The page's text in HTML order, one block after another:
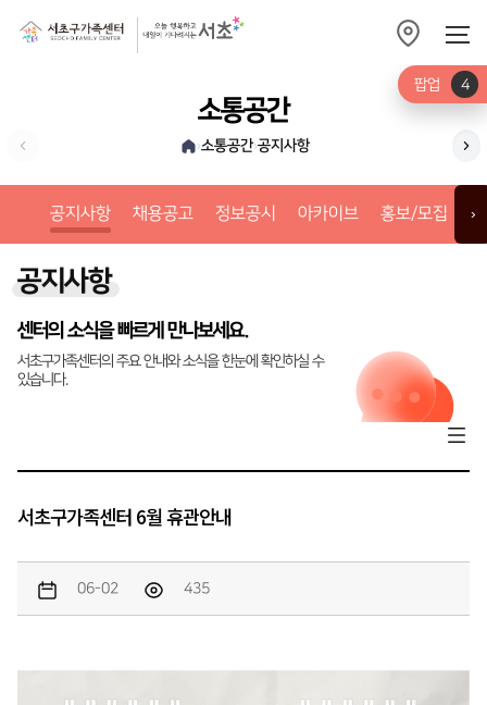
소통공간
›소통공간›공지사항 채
공지사항 채용공고 정보공시 아카이브 홍보/모집 ›
공지사항
센터의 소식을 빠르게 만나보세요.
서초구가족센터의 주요 안내와 소식을 한눈에 확인하실 수
있습니다.
서초구가족센터 6월 휴관안내
06-02 435
팝업 4